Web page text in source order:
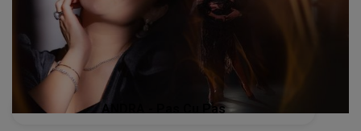
ANDRA - Pas Cu Pas